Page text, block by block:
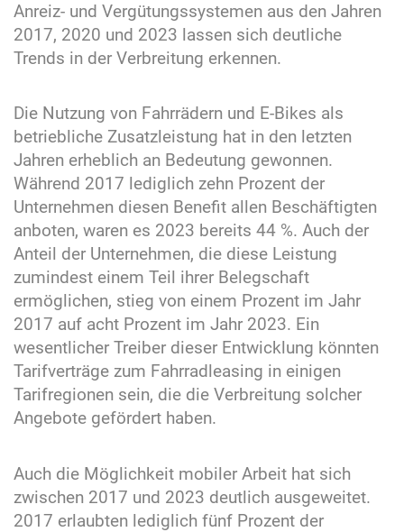
Anreiz- und Vergütungssystemen aus den Jahren
2017, 2020 und 2023 lassen sich deutliche
Trends in der Verbreitung erkennen.
Die Nutzung von Fahrrädern und E-Bikes als
betriebliche Zusatzleistung hat in den letzten
Jahren erheblich an Bedeutung gewonnen.
Während 2017 lediglich zehn Prozent der
Unternehmen diesen Benefit allen Beschäftigten
anboten, waren es 2023 bereits 44 %. Auch der
Anteil der Unternehmen, die diese Leistung
zumindest einem Teil ihrer Belegschaft
ermöglichen, stieg von einem Prozent im Jahr
2017 auf acht Prozent im Jahr 2023. Ein
wesentlicher Treiber dieser Entwicklung könnten
Tarifverträge zum Fahrradleasing in einigen
Tarifregionen sein, die die Verbreitung solcher
Angebote gefördert haben.
Auch die Möglichkeit mobiler Arbeit hat sich
zwischen 2017 und 2023 deutlich ausgeweitet.
2017 erlaubten lediglich fünf Prozent der